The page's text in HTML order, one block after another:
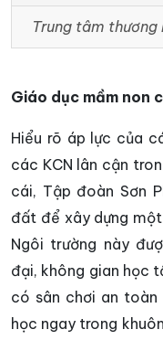
Trung tâm
Giáo dục mầm non
Hiểu rõ áp lực của
các KCN lân cận
cái, Tập đoàn Sơn
đất để xây dựng
Ngôi trường này
đại, không gian học
có sân chơi an
học ngay trong